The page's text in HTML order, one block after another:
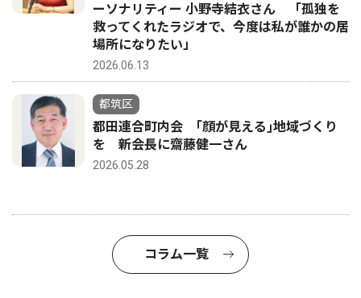
ーソナリティー 小野寺結衣さん 「孤独を
救ってくれたラジオで、今度は私が誰かの居
場所になりたい」
2026.06.13
都筑区
都田連合町内会 ｢顔が見える｣地域づくり
を 新会長に齋藤健一さん
2026.05.28
コラム一覧